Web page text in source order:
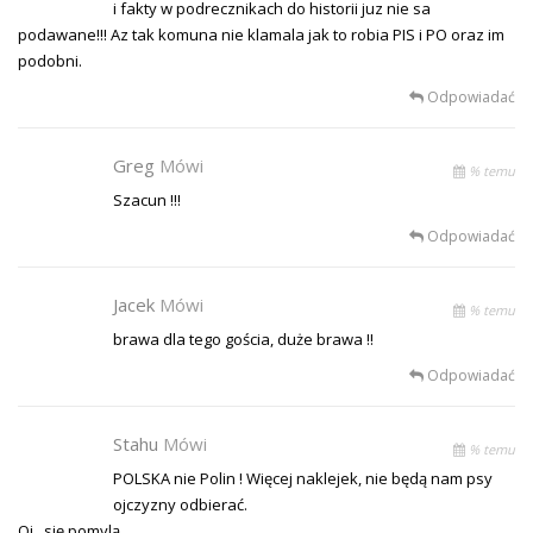
i fakty w podrecznikach do historii juz nie sa
podawane!!! Az tak komuna nie klamala jak to robia PIS i PO oraz im
podobni.
Odpowiadać
Greg Mówi % temu
Szacun !!!
Odpowiadać
Jacek Mówi % temu
brawa dla tego gościa, duże brawa !!
Odpowiadać
Stahu Mówi % temu
POLSKA nie Polin ! Więcej naklejek, nie będą nam psy
ojczyzny odbierać.